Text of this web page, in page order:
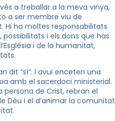
a treballar a la meva vinya,
a ser membre viu de
Hi ha moltes responsabilitats
i els dons que has
i de la humanitat,
dit “sí”. I avui enceten una
amb el sacerdoci ministerial.
persona de Crist, rebran el
Déu i el d’animar la comunitat